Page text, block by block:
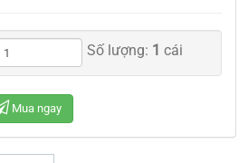
Số lượng: 1 cái
Mua ngay